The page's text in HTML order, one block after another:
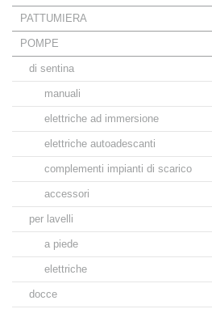
PATTUMIERA
POMPE
di sentina
manuali
elettriche ad immersione
elettriche autoadescanti
complementi impianti di scarico
accessori
per lavelli
a piede
elettriche
docce